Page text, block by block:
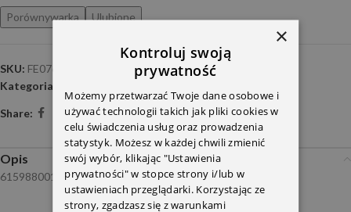
Porównywarka Ulubione
SKU: FE07614
Kategoria:
Share:
Opis
6159880011
×
Kontroluj swoją
prywatność
Możemy przetwarzać Twoje dane osobowe i
używać technologii takich jak pliki cookies w
celu świadczenia usług oraz prowadzenia
statystyk. Możesz w każdej chwili zmienić
swój wybór, klikając "Ustawienia
prywatności" w stopce strony i/lub w
ustawieniach przeglądarki. Korzystając ze
strony, zgadzasz się z warunkami